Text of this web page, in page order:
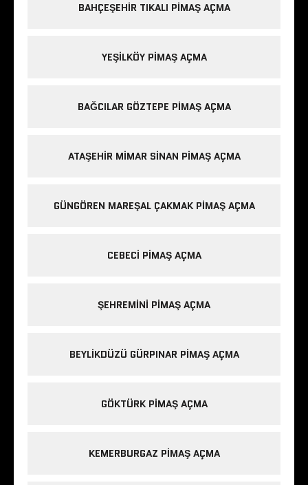
BAHÇEŞEHIR TIKALI PIMAŞ AÇMA
YEŞILKÖY PIMAŞ AÇMA
BAĞCILAR GÖZTEPE PIMAŞ AÇMA
ATAŞEHIR MIMAR SINAN PIMAŞ AÇMA
GÜNGÖREN MAREŞAL ÇAKMAK PIMAŞ AÇMA
CEBECI PIMAŞ AÇMA
ŞEHREMINI PIMAŞ AÇMA
BEYLIKDÜZÜ GÜRPINAR PIMAŞ AÇMA
GÖKTÜRK PIMAŞ AÇMA
KEMERBURGAZ PIMAŞ AÇMA